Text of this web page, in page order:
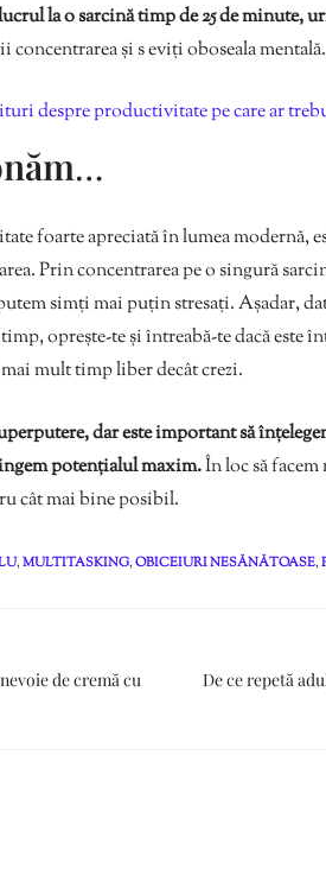
la o sarcină timp de 25 de minute,
concentrarea și s eviți oboseala mentală.
despre productivitate pe care ar
…
foarte apreciată în lumea modernă,
Prin concentrarea pe o singură
simți mai puțin stresați. Așadar,
oprește-te și întreabă-te dacă este
mult timp liber decât crezi.
dar este important să
potențialul maxim.În loc să
cât mai bine posibil.
,MULTITASKING,OBICEIURI NESĂNĂTOASE,
de cremă cu
De ce repetă